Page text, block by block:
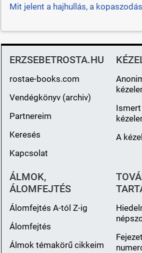
Mit jelent a hajhullás, a
ERZSEBETROSTA.HU
rostae-books.com
Vendégkönyv (archiv)
Partnereim
Keresés
Kapcsolat
A
ÁLMOK,
ÁLOMFEJTÉS
Álomfejtés A-tól Z-ig
Álomfejtés
Álmok témakörű cikkeim